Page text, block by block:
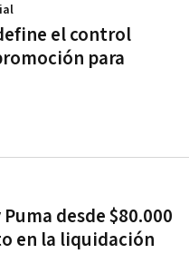
el control
para
desde $80.000
en la liquidación